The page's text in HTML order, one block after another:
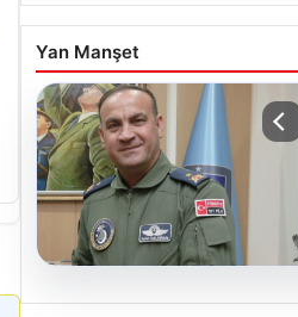
Yan Manşet
05.08.2026